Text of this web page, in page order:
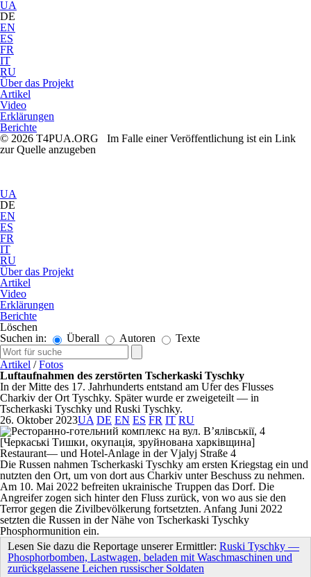
UA
DE
EN
ES
FR
IT
RU
Über das Projekt
Artikel
Video
Erklärungen
Berichte
© 2026 T4PUA.ORG Im Falle einer Veröffentlichung ist ein Link
zur Quelle anzugeben
UA
DE
EN
ES
FR
IT
RU
Über das Projekt
Artikel
Video
Erklärungen
Berichte
Löschen
Suchen in:
Überall Autoren Texte
Artikel /Fotos
Luftaufnahmen des zerstörten Tscherkaski Tyschky
In der Mitte des 17. Jahrhunderts entstand am Ufer des Flusses
Charkiv der Ort Tyschky. Später wurde er zweigeteilt — in
Tscherkaski Tyschky und Ruski Tyschky.
26. Oktober 2023UA DE EN ES FR IT RU
Restaurant— und Hotel-Anlage in der Vjalyj Straße 4
Die Russen nahmen Tscherkaski Tyschky am ersten Kriegstag ein und
nutzten den Ort, um von dort aus Charkiv unter Beschuss zu nehmen.
Am 10. Mai 2022 befreiten ukrainische Truppen das Dorf. Die
Angreifer zogen sich hinter den Fluss zurück, von wo aus sie den
Terror gegen die Zivilbevölkerung fortsetzten. Anfang Juni 2022
setzten die Russen in der Nähe von Tscherkaski Tyschky
Phosphormunition ein.
Lesen Sie dazu die Reportage unserer Ermittler: Ruski Tyschky —
Phosphorbomben, Lastwagen, beladen mit Waschmaschinen und
zurückgelassene Leichen russischer Soldaten